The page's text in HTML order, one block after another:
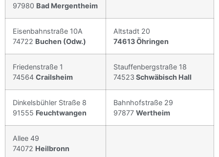
97980 Bad Mergentheim
Eisenbahnstraße 10A
74722 Buchen (Odw.)
Altstadt 20
74613 Öhringen
Friedenstraße 1
74564 Crailsheim
Stauffenbergstraße 18
74523 Schwäbisch Hall
Dinkelsbühler Straße 8
91555 Feuchtwangen
Bahnhofstraße 29
97877 Wertheim
Allee 49
74072 Heilbronn